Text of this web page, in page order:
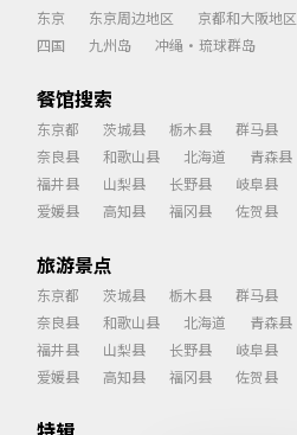
东京 东京周边地区 京都和大阪地区
四国
九州岛 冲绳・琉球群岛
餐馆搜索
东京都 茨城县 栃木县 群马县
奈良县
和歌山县 北海道 青森县
福井县
山梨县 长野县 岐阜县
爱媛县
高知县 福冈县 佐贺县
旅游景点
东京都 茨城县 栃木县 群马县
奈良县
和歌山县 北海道 青森县
福井县
山梨县 长野县 岐阜县
爱媛县
高知县 福冈县 佐贺县